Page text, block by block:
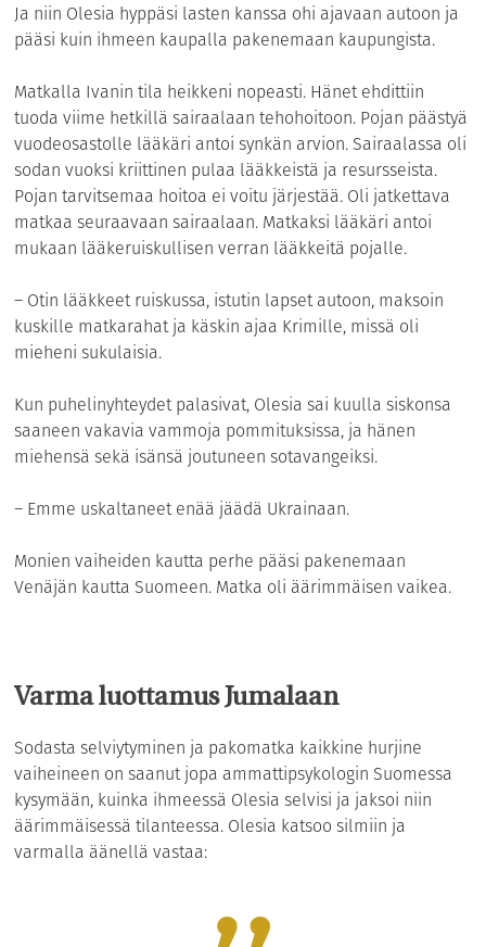
Ja niin Olesia hyppäsi lasten kanssa ohi ajavaan autoon ja
pääsi kuin ihmeen kaupalla pakenemaan kaupungista.
Matkalla Ivanin tila heikkeni nopeasti. Hänet ehdittiin
tuoda viime hetkillä sairaalaan tehohoitoon. Pojan päästyä
vuodeosastolle lääkäri antoi synkän arvion. Sairaalassa oli
sodan vuoksi kriittinen pulaa lääkkeistä ja resursseista.
Pojan tarvitsemaa hoitoa ei voitu järjestää. Oli jatkettava
matkaa seuraavaan sairaalaan. Matkaksi lääkäri antoi
mukaan lääkeruiskullisen verran lääkkeitä pojalle.
– Otin lääkkeet ruiskussa, istutin lapset autoon, maksoin
kuskille matkarahat ja käskin ajaa Krimille, missä oli
mieheni sukulaisia.
Kun puhelinyhteydet palasivat, Olesia sai kuulla siskonsa
saaneen vakavia vammoja pommituksissa, ja hänen
miehensä sekä isänsä joutuneen sotavangeiksi.
– Emme uskaltaneet enää jäädä Ukrainaan.
Monien vaiheiden kautta perhe pääsi pakenemaan
Venäjän kautta Suomeen. Matka oli äärimmäisen vaikea.
Varma luottamus Jumalaan
Sodasta selviytyminen ja pakomatka kaikkine hurjine
vaiheineen on saanut jopa ammattipsykologin Suomessa
kysymään, kuinka ihmeessä Olesia selvisi ja jaksoi niin
äärimmäisessä tilanteessa. Olesia katsoo silmiin ja
varmalla äänellä vastaa: